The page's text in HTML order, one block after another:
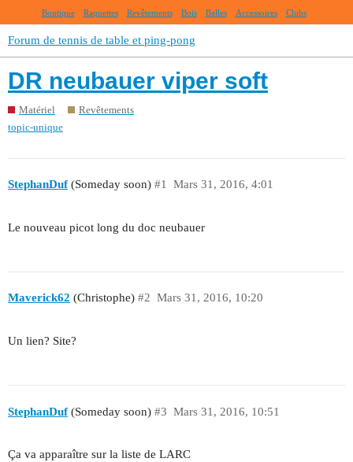
Boutique Raquettes Revêtements Bois Balles Accessoires Clubs
Forum de tennis de table et ping-pong
DR neubauer viper soft
Matériel
Revêtements
topic-unique
StephanDuf(Someday soon) Mars 31, 2016, 4:01
#1
Le nouveau picot long du doc neubauer
Maverick62 (Christophe) Mars 31, 2016, 10:20
#2
Un lien? Site?
StephanDuf(Someday soon) Mars 31, 2016, 10:51
#3
Ça va apparaître sur la liste de LARC